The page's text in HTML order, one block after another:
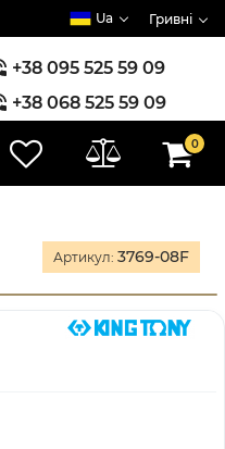
Ua Гривні
+38 095 525 59 09
+38 068 525 59 09
+38 073 525 59 09
0
Артикул: 3769-08F